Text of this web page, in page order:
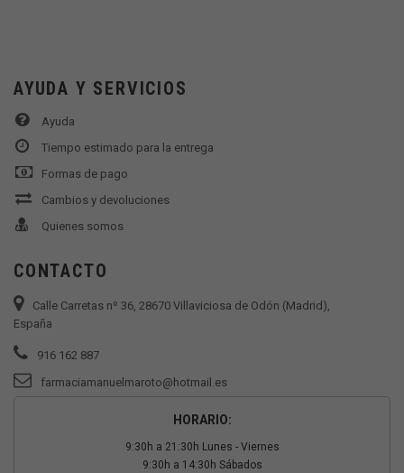
AYUDA Y SERVICIOS
Ayuda
Tiempo estimado para la entrega
Formas de pago
Cambios y devoluciones
Quienes somos
CONTACTO
Calle Carretas nº 36, 28670 Villaviciosa de Odón (Madrid),
España
916 162 887
farmaciamanuelmaroto@hotmail.es
HORARIO:
9:30h a 21:30h Lunes - Viernes
9:30h a 14:30h Sábados